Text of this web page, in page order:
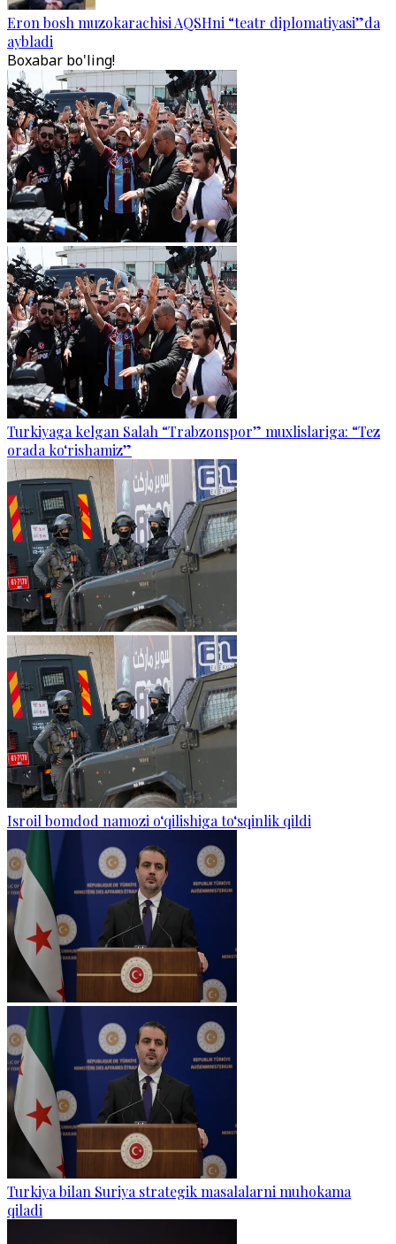
Eron bosh muzokarachisi AQSHni “teatr diplomatiyasi”da
aybladi
Boxabar bo'ling!
Turkiyaga kelgan Salah “Trabzonspor” muxlislariga: “Tez
orada ko‘rishamiz”
Isroil bomdod namozi o‘qilishiga to‘sqinlik qildi
Turkiya bilan Suriya strategik masalalarni muhokama
qiladi